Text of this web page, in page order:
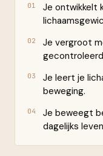
01
Je ontwikkelt
02
Je vergroot
03
Je leert je
beweging.
04
Je beweegt
dagelijks